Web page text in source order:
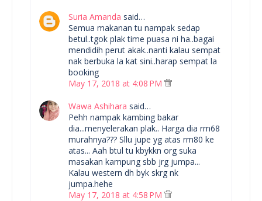
Suria Amanda said…
Semua makanan tu nampak sedap
betul..tgok plak time puasa ni ha..bagai
mendidih perut akak..nanti kalau sempat
nak berbuka la kat sini..harap sempat la
booking
May 17, 2018 at 4:08 PM
Wawa Ashihara said…
Pehh nampak kambing bakar
dia...menyelerakan plak.. Harga dia rm68
murahnya??? Sllu jupe yg atas rm80 ke
atas... Aah btul tu kbykkn org suka
masakan kampung sbb jrg jumpa...
Kalau western dh byk skrg nk
jumpa.hehe
May 17, 2018 at 4:58 PM